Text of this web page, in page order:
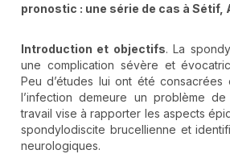
pronostic : une série de cas à Sétif,
Introduction et objectifs. La
une complication sévère et
Peu d’études lui ont été
l’infection demeure un problème
travail vise à rapporter les aspects
spondylodiscite brucellienne et
neurologiques.